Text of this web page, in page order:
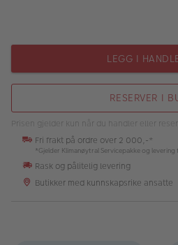
Inspirasjon
Butikkoversikt
LEGG I
RESERVER I
Prisen gjelder kun når du handler eller
Fri frakt på ordre over 2 000,-*
*Gjelder Klimanøytral Servicepakke og levering
Rask og pålitelig levering
Butikker med kunnskapsrike ansatte